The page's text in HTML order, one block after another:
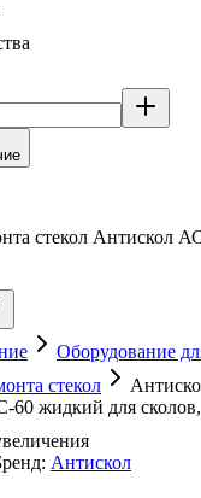
стекол Антискол
Оборудование
стекол
60 жидкий для
Антискол